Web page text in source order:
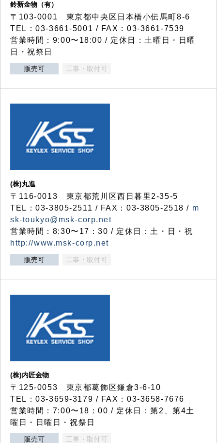
鈴新金物（有）
〒103-0001 東京都中央区日本橋小伝馬町8-6
TEL：03-3661-5001 / FAX：03-3661-7539
営業時間：9:00〜18:00 / 定休日：土曜日・日曜
日・祝祭日
販売可 工事・取付可
(株)丸進
〒116-0013 東京都荒川区西日暮里2-35-5
TEL：03-3805-2511 / FAX：03-3805-2518 / m
sk-toukyo@msk-corp.net
営業時間：8:30〜17：30 / 定休日：土・日・祝
http://www.msk-corp.net
販売可 工事・取付可
(株)内匠金物
〒125-0053 東京都葛飾区鎌倉3-6-10
TEL：03-3659-3179 / FAX：03-3658-7676
営業時間：7:00〜18：00 / 定休日：第2、第4土
曜日・日曜日・祝祭日
販売可 工事・取付可